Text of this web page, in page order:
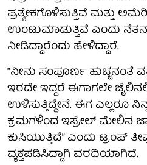
ಪ್ರತ್ಯೇಕಗೊಳಿಸುತ್ತಿವೆ ಮತ್ತು
ಉಂಟುಮಾಡುತ್ತಿವೆ ಎಂದು
ನೀಡಿದ್ದಾರೆಂದು ಹೇಳಿದ್ದಾರೆ.
“ನೀನು ಸಂಪೂರ್ಣ ಹುಚ್ಚನಂತೆ
ಇರದೇ ಇದ್ದರೆ ಈಗಾಗಲೇ
ಉಳಿಸುತ್ತಿದ್ದೇನೆ. ಈಗ ಎಲ್ಲರೂ
ಕ್ರಮಗಳಿಂದ ಇಸ್ರೇಲ್ ಮೇಲಿನ
ಕುಸಿಯುತ್ತಿದೆ” ಎಂದು ಟ್ರಂಪ್
ವ್ಯಕ್ತಪಡಿಸಿದ್ದಾಗಿ ವರದಿಯಾಗಿದೆ.